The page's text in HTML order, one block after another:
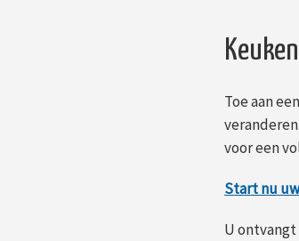
Toe aan
voor een
Start nu
U